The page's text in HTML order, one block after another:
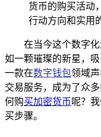
货币的购买活动
行动方向和实用
在当今这个数字
如一颗璀璨的新星，
一款在数字钱包领域
交易服务，成为了众
何购买加密货币 呢？
买步骤。